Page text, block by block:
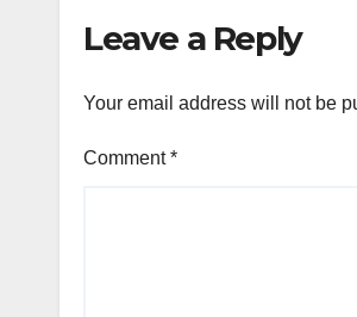
Leave a Reply
Your email address will not be
Comment*